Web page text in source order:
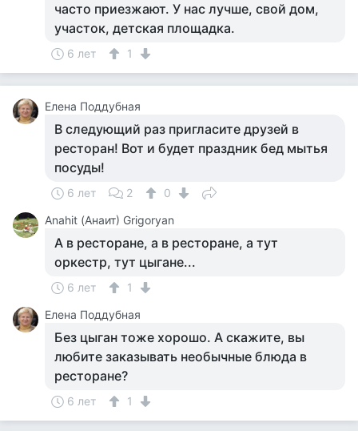
часто приезжают. У нас лучше, свой дом,
участок, детская площадка.
6 лет 1
Елена Поддубная
В следующий раз пригласите друзей в
ресторан! Вот и будет праздник бед мытья
посуды!
6 лет 2
0
Anahit (Анаит) Grigoryan
А в ресторане, а в ресторане, а тут
оркестр, тут цыгане...
6 лет
1
Елена Поддубная
Без цыган тоже хорошо. А скажите, вы
любите заказывать необычные блюда в
ресторане?
6 лет 1